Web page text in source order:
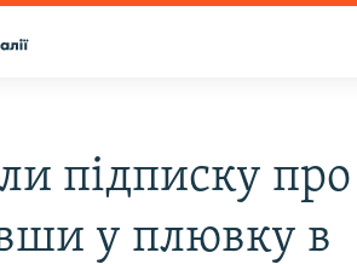
підписку про
у плювку в